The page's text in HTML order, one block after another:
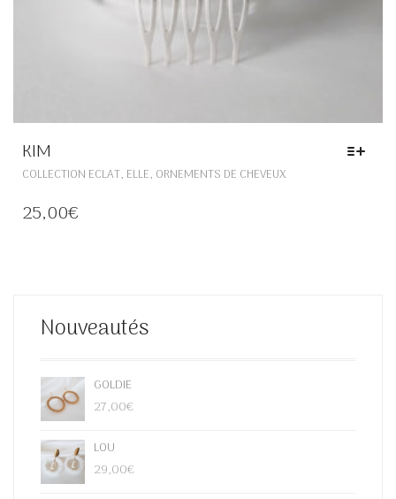
KIM
COLLECTION ECLAT, ELLE, ORNEMENTS DE CHEVEUX
25,00€
Nouveautés
GOLDIE
27,00€
LOU
29,00€